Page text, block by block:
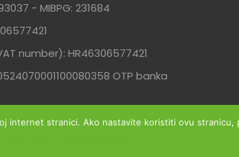
- MIBPG: 231684
number): HR46306577421
OTP banka
internet stranici. Ako nastavite koristiti ovu